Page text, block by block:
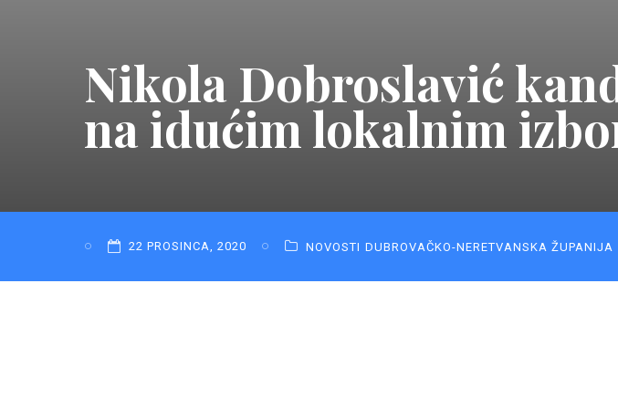
Nikola Dobroslavić
na idućim lokalnim
22 PROSINCA, 2020 NOVOSTI DUBROVAČKO-NERETVANSKA ŽUPANIJA